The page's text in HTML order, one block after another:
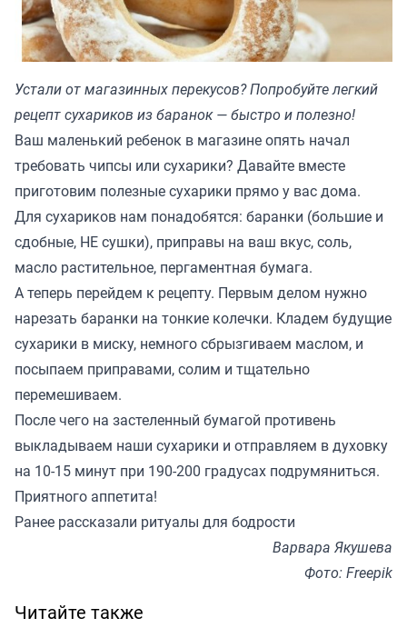
Устали от магазинных перекусов? Попробуйте легкий
рецепт сухариков из баранок — быстро и полезно!
Ваш маленький ребенок в магазине опять начал
требовать чипсы или сухарики? Давайте вместе
приготовим полезные сухарики прямо у вас дома.
Для сухариков нам понадобятся: баранки (большие и
сдобные, НЕ сушки), приправы на ваш вкус, соль,
масло растительное, пергаментная бумага.
А теперь перейдем к рецепту. Первым делом нужно
нарезать баранки на тонкие колечки. Кладем будущие
сухарики в миску, немного сбрызгиваем маслом, и
посыпаем приправами, солим и тщательно
перемешиваем.
После чего на застеленный бумагой противень
выкладываем наши сухарики и отправляем в духовку
на 10-15 минут при 190-200 градусах подрумяниться.
Приятного аппетита!
Ранее рассказали ритуалы для бодрости
Варвара Якушева
Фото: Freepik
Читайте также